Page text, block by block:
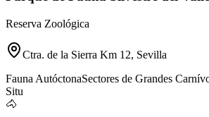
Reserva Zoológica
Ctra. de la Sierra Km 12, Sevilla
Fauna AutóctonaSectores de Grandes
Situ
🐴